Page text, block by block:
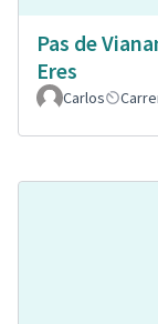
Pas de
Eres
Carlos